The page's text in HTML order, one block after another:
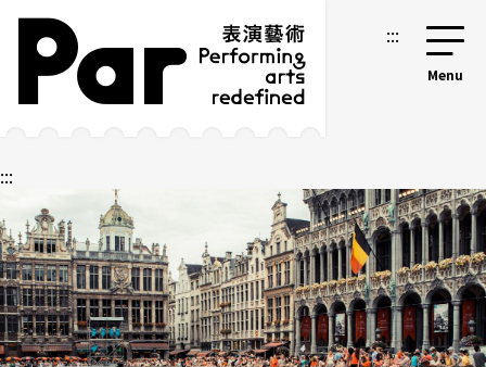
跳到主要内容区块
网站导览 :::
:::